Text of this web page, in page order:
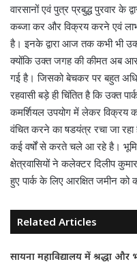
वारसानों एवं पुत्र प्रबुद्ध पुरवार के
कब्जा कर और विक्रय करने एवं लाभ
है। इनके द्वारा आज तक कभी भी
क्योंकि उक्त जगह की कीमत अब
गई है। जिसको बेचकर पर बहुत
रहवासी बड़े ही चिंतित है कि उक्त
कमर्शियल उपयोग में लेकर विक्रय
वंचित करने का षडयंत्र रचा जा
कई वर्षों से करते चले आ रहे है। भूमि
क्षेत्रवासियों ने कलेक्टर दिलीप
हुए पार्क के लिए आरक्षित जमीन को
Related Articles
सायना महाविद्यालय में श्रद्धा